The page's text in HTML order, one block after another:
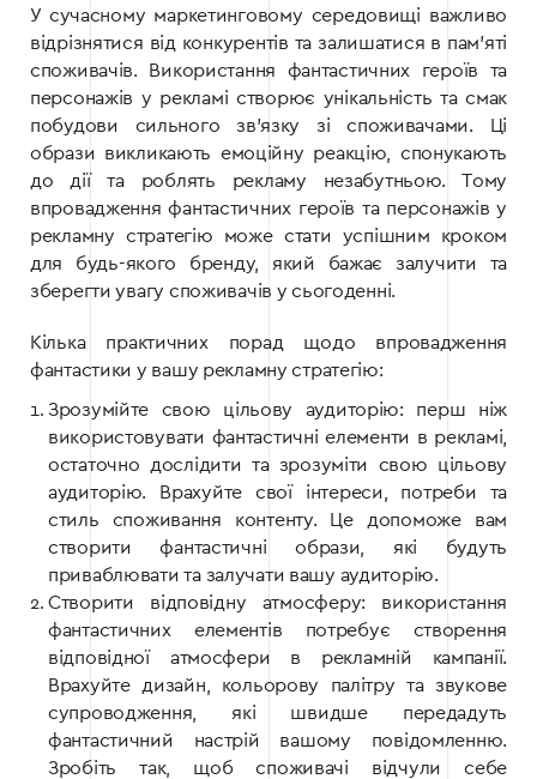
У сучасному маркетинговому середовищі важливо
відрізнятися від конкурентів та залишатися в пам’яті
споживачів. Використання фантастичних героїв та
персонажів у рекламі створює унікальність та смак
побудови сильного зв’язку зі споживачами. Ці
образи викликають емоційну реакцію, спонукають
до дії та роблять рекламу незабутньою. Тому
впровадження фантастичних героїв та персонажів у
рекламну стратегію може стати успішним кроком
для будь-якого бренду, який бажає залучити та
зберегти увагу споживачів у сьогоденні.
Кілька практичних порад щодо впровадження
фантастики у вашу рекламну стратегію:
Зрозумійте свою цільову аудиторію: перш ніж
використовувати фантастичні елементи в рекламі,
остаточно дослідити та зрозуміти свою цільову
аудиторію. Врахуйте свої інтереси, потреби та
стиль споживання контенту. Це допоможе вам
створити фантастичні образи, які будуть
приваблювати та залучати вашу аудиторію.
Створити відповідну атмосферу: використання
фантастичних елементів потребує створення
відповідної атмосфери в рекламній кампанії.
Врахуйте дизайн, кольорову палітру та звукове
супроводження, які швидше передадуть
фантастичний настрій вашому повідомленню.
Зробіть так, щоб споживачі відчули себе